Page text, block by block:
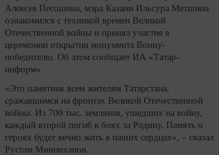
Алексея Песошина, мэра Казани Ильсура Метшина
ознакомился с техникой времен Великой
Отечественной войны и принял участие в
церемонии открытии монумента Воину-
победителю. Об этом сообщает ИА «Татар-
информ».
«Это памятник всем жителям Татарстана,
сражавшимся на фронтах Великой Отечественной
войны. Из 700 тыс. земляков, ушедших на войну,
каждый второй погиб в боях за Родину. Память о
героях будет вечно жить в наших сердцах», – сказал
Рустам Минниханов.